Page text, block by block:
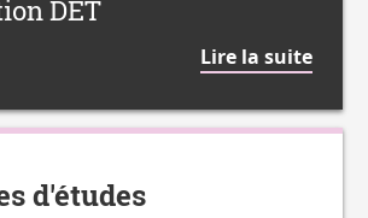
DET
Lire la suitede
d'études